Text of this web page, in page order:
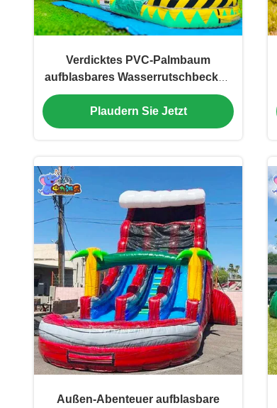
Verdicktes PVC-Palmbaum
aufblasbares Wasserrutschbecken
für Kinder
Plaudern Sie Jetzt
Außen-Abenteuer aufblasbare